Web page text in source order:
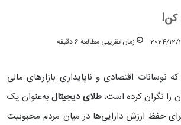
کن!
2024/12/ زمان تقریبی مطالعه 6 دقیقه
نوسانات اقتصادی و ناپایداری بازارهای مالی
را نگران کرده است،طلای دیجیتالبه‌عنوان یک
حفظ ارزش دارایی‌ها در میان مردم محبوبیت